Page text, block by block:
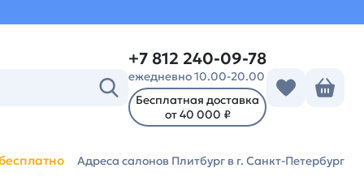
+7 812 240-09-78
ежедневно 10.00-20.00
Бесплатная доставка
от 40 000 ₽
Адреса салонов Плитбург в г. Санкт-Петербург